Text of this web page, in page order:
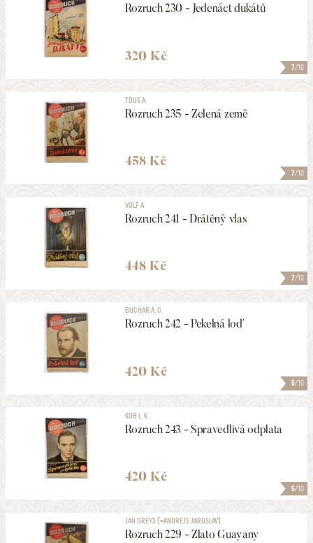
7/10
Rozruch 230 - Jedenáct dukátů
320 Kč
7/10
TOUS A.
Rozruch 235 - Zelená země
458 Kč
7/10
VOLF A.
Rozruch 241 - Drátěný vlas
448 Kč
5/10
BUCHAR A. C.
Rozruch 242 - Pekelná loď
420 Kč
5/10
KUB L. K.
Rozruch 243 - Spravedlivá odplata
420 Kč
JAN DREYS [=ANDREJS JAROSLAV]
Rozruch 229 - Zlato Guayany